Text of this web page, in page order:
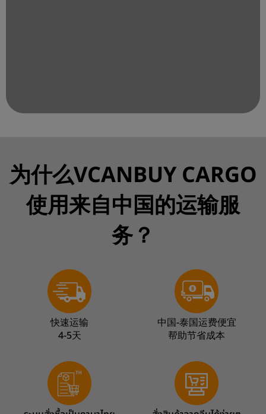
为什么VCANBUY CARGO
使用来自中国的运输服
务？
快速运输
4-5天
中国-泰国运费便宜
帮助节省成本